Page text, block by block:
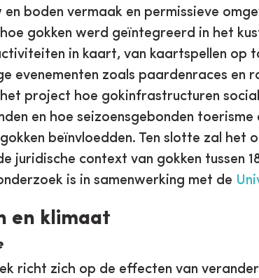
en boden vermaak en permissieve
gokken werd geïntegreerd in het
in kaart, van kaartspellen op
evenementen zoals paardenraces en
project hoe gokinfrastructuren
en hoe seizoensgebonden
beïnvloedden. Ten slotte zal het
juridische context van gokken tussen
is in samenwerking met de
en klimaat
richt zich op de effecten van